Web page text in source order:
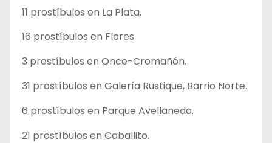
11 prostíbulos en La Plata.
16 prostíbulos en Flores
3 prostíbulos en Once-Cromañón.
31 prostíbulos en Galería Rustique, Barrio Norte.
6 prostíbulos en Parque Avellaneda.
21 prostíbulos en Caballito.